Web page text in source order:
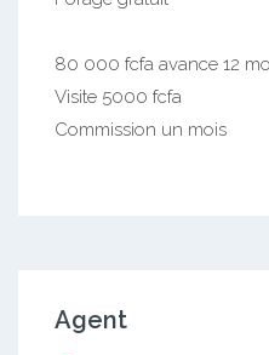
80 000 fcfa avance 12
Visite 5000 fcfa
Commission un mois
Agent